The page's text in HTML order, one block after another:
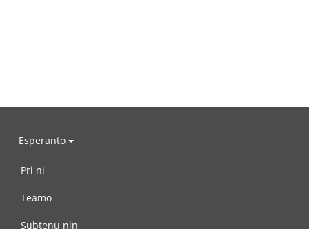
Esperanto
Pri ni
Teamo
Subtenu nin